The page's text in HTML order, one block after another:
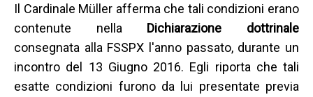
Il Cardinale Müller afferma che tali condizioni erano
contenute nella
Dichiarazione dottrinale
consegnata alla FSSPX l'anno passato, durante un
incontro del 13 Giugno 2016. Egli riporta che tali
esatte condizioni furono da lui presentate previa